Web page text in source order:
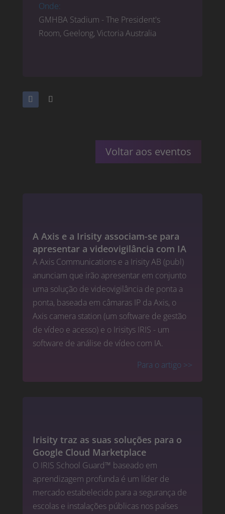
Onde:
GMHBA Stadium - The President's
Room, Geelong, Victoria Australia
Voltar aos eventos
A Axis e a Irisity associam-se para
apresentar a videovigilância com IA
A Axis Communications e a Irisity AB (publ)
anunciam que irão apresentar em conjunto
uma solução de videovigilância de ponta a
ponta, baseada em câmaras IP da Axis, o
Axis camera station (um software de gestão
de vídeo e acesso) e o Irisitys IRIS - um
software de análise de vídeo com IA.
Para o artigo >>
Irisity traz as suas soluções para o
Google Cloud Marketplace
O IRIS School Guard™ baseado em
aprendizagem profunda é um líder de
mercado estabelecido para a segurança de
escolas e instalações públicas nos países